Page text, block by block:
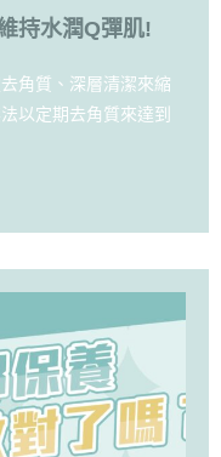
持水潤Q彈肌!
角質、深層清潔來縮
以定期去角質來達到